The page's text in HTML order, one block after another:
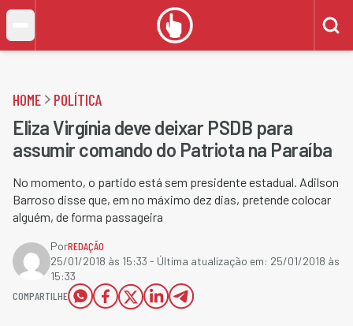
HOME POLÍTICA
Eliza Virgínia deve deixar PSDB para
assumir comando do Patriota na Paraíba
No momento, o partido está sem presidente estadual. Adilson
Barroso disse que, em no máximo dez dias, pretende colocar
alguém, de forma passageira
PorREDAÇÃO
25/01/2018 às 15:33 - Última atualização em: 25/01/2018 às
15:33
COMPARTILHE